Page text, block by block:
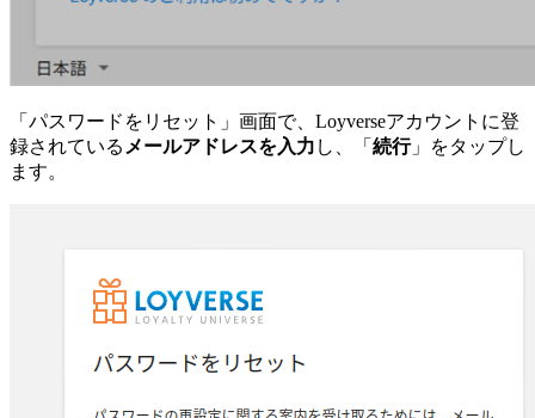
「パスワードをリセット」画面で、Loyverseアカウントに登
録されている メールアドレスを入力 し、「 続行」をタップし
ます。